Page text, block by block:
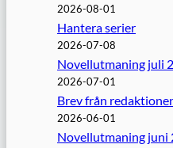
2026-08-01
Hantera serier
2026-07-08
Novellutmaning juli
2026-07-01
Brev från
2026-06-01
Novellutmaning juni